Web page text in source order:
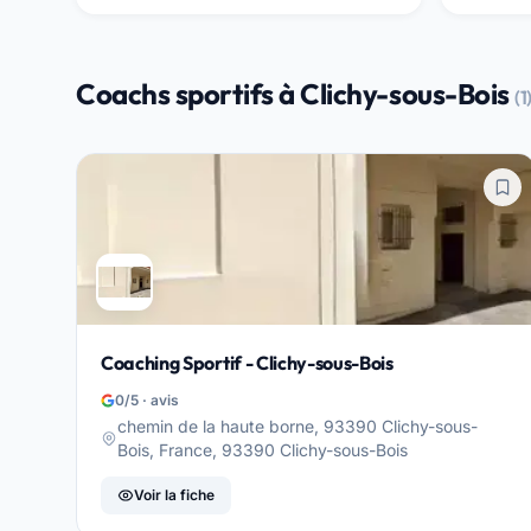
Coachs sportifs à Clichy-sous-Bois(1)
Coaching Sportif - Clichy-sous-Bois
0/5 · avis
chemin de la haute borne, 93390 Clichy-sous-
Bois, France, 93390 Clichy-sous-Bois
Voir la fiche